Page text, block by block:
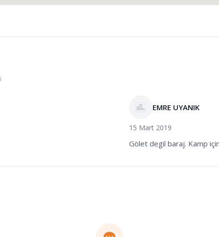
EMRE UYANIK
15 Mart 2019
Gölet degil baraj. Kamp